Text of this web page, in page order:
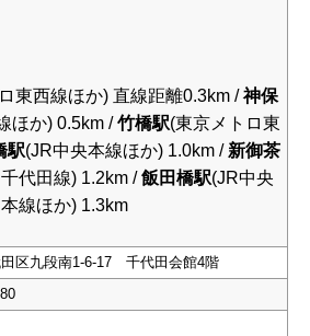
東西線ほか) 直線距離0.3km /神保
ほか) 0.5km /竹橋駅(東京メトロ東
駅(JR中央本線ほか) 1.0km / 新御茶
代田線) 1.2km /飯田橋駅(JR中央
本線ほか) 1.3km
区九段南1-6-17 千代田会館4階